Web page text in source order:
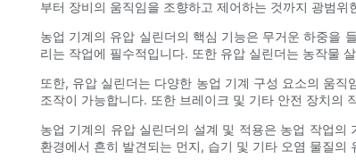
부터 장비의 움직임을 조향하고 제어하는 ​​것까지 광범
농업 기계의 유압 실린더의 핵심 기능은 무거운 하중을
리는 작업에 필수적입니다. 또한 유압 실린더는 농작물
또한, 유압 실린더는 다양한 농업 기계 구성 요소의 움
조작이 가능합니다. 또한 브레이크 및 기타 안전 장치의
농업 기계의 유압 실린더의 설계 및 적용은 농업 작업
환경에서 흔히 발견되는 먼지, 습기 및 기타 오염 물질